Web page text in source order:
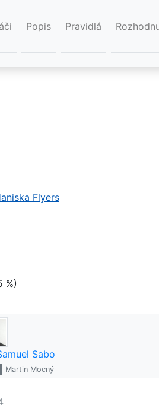
Popis Pravidlá
Flyers
%)
Sabo
Martin Mocný